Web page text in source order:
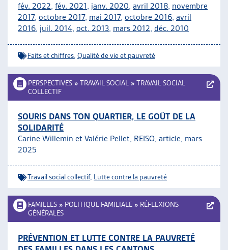
fév. 2022, fév. 2021, janv. 2020, avril 2018, novembre
2017, octobre 2017, mai 2017, octobre 2016, avril
2016, juil. 2014, oct. 2013, mars 2012, déc. 2010
Faits et chiffres Qualité de vie et pauvreté
PERSPECTIVES » TRAVAIL SOCIAL » TRAVAIL SOCIAL
COLLECTIF
SOURIS DANS TON QUARTIER, LE GOÛT DE LA
SOLIDARITÉ
Carine Willemin et Valérie Pellet, REISO, article, mars
2025
Travail social collectif, Lutte contre la pauvreté
FAMILLES » POLITIQUE FAMILIALE » RÉFLEXIONS
GÉNÉRALES
PRÉVENTION ET LUTTE CONTRE LA PAUVRETÉ